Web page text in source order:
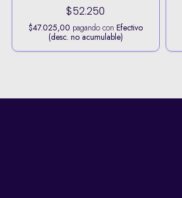
$52.250
$47.025,00 pagando con Efectivo
(desc. no acumulable)